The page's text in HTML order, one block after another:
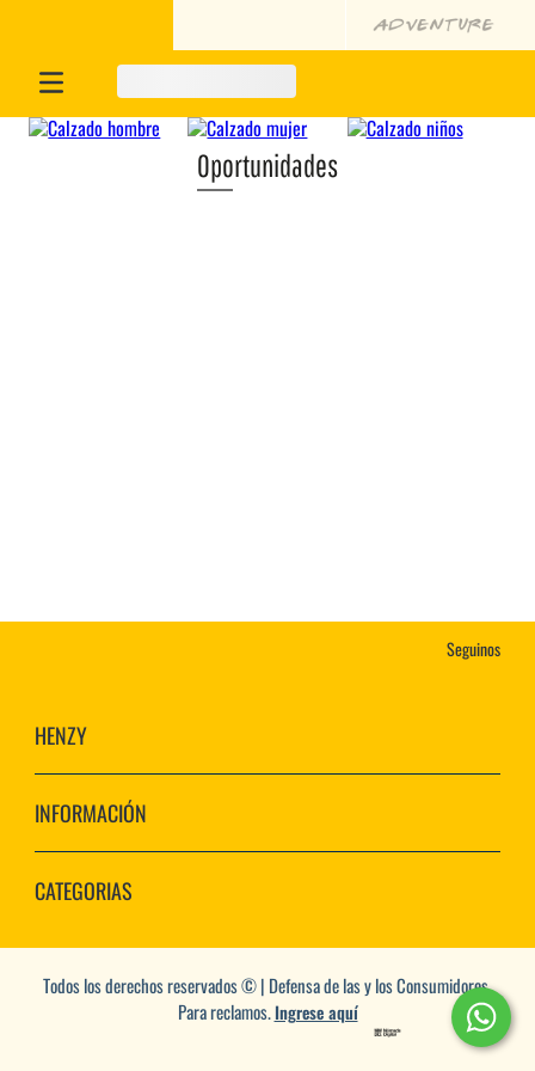
Oportunidades
Seguinos
HENZY
INFORMACIÓN
CATEGORIAS
Todos los derechos reservados © | Defensa de las y los Consumidores.
Para reclamos.Ingrese aquí